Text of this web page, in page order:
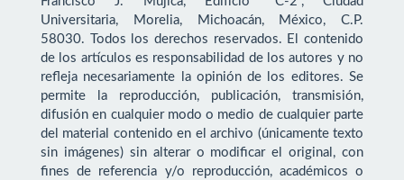
Universitaria, Morelia, Michoacán, México, C.P.
58030. Todos los derechos reservados. El contenido
de los artículos es responsabilidad de los autores y no
refleja necesariamente la opinión de los editores. Se
permite la reproducción, publicación, transmisión,
difusión en cualquier modo o medio de cualquier parte
del material contenido en el archivo (únicamente texto
sin imágenes) sin alterar o modificar el original, con
fines de referencia y/o reproducción, académicos o